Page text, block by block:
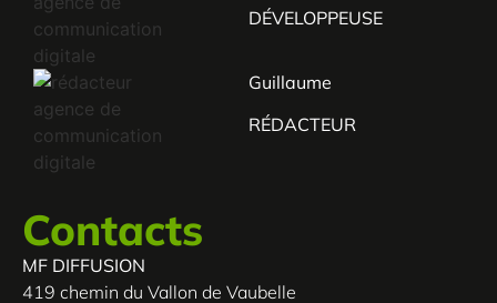
DÉVELOPPEUSE
Guillaume
RÉDACTEUR
Contacts
MF DIFFUSION
419 chemin du Vallon de Vaubelle